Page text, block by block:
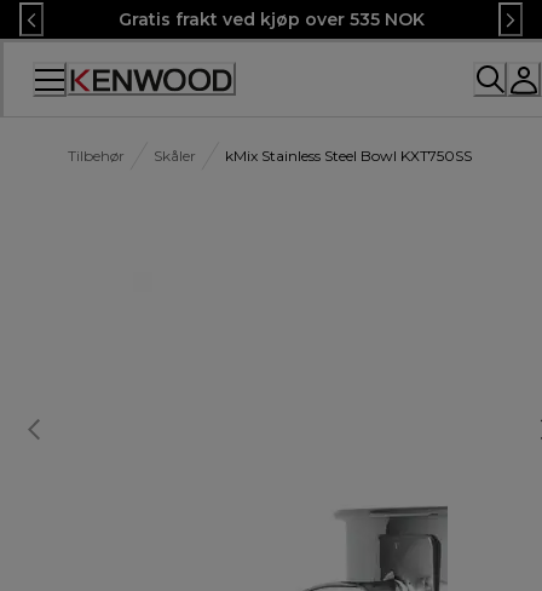
Skip
to
Content
Gratis frakt ved kjøp over 535 NOK
Tilbehør Skåler kMix Stainless Steel Bowl KXT750SS